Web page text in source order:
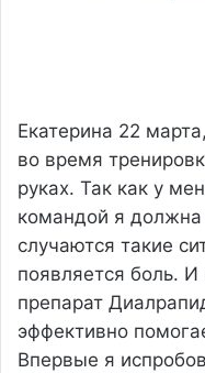
Екатерина 22
во время
руках. Так как у
командой я должна
случаются такие
появляется боль.
препарат
эффективно
Впервые я